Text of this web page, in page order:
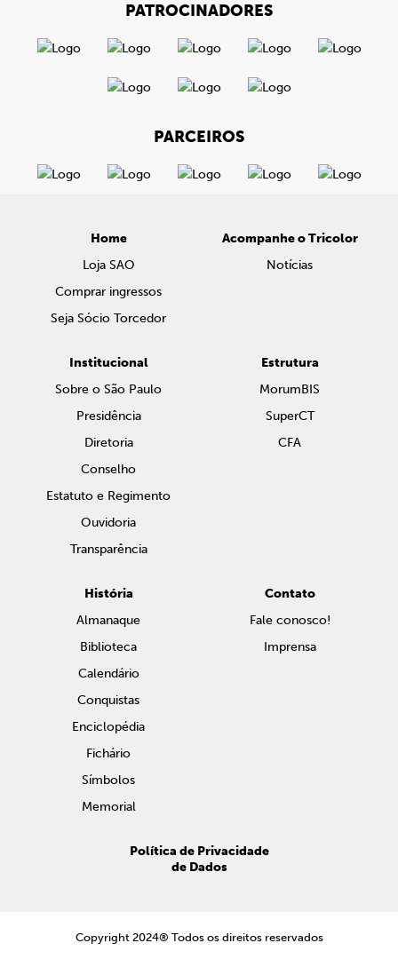
PATROCINADORES
PARCEIROS
Home
Loja SAO
Comprar ingressos
Seja Sócio Torcedor
Acompanhe o Tricolor
Notícias
Institucional
Sobre o São Paulo
Presidência
Diretoria
Conselho
Estatuto e Regimento
Ouvidoria
Transparência
Estrutura
MorumBIS
SuperCT
CFA
História
Almanaque
Biblioteca
Calendário
Conquistas
Enciclopédia
Fichário
Símbolos
Memorial
Contato
Fale conosco!
Imprensa
Política de Privacidade
de Dados
Copyright 2024® Todos os direitos reservados